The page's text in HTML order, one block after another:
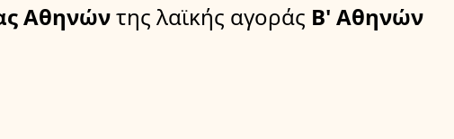
Αθηνώντης λαϊκής αγοράς Β' Αθηνών